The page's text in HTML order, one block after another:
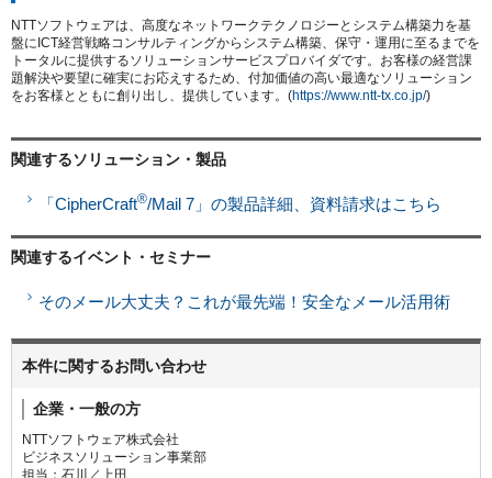
NTTソフトウェアは、高度なネットワークテクノロジーとシステム構築力を基
盤にICT経営戦略コンサルティングからシステム構築、保守・運用に至るまでを
トータルに提供するソリューションサービスプロバイダです。お客様の経営課
題解決や要望に確実にお応えするため、付加価値の高い最適なソリューション
をお客様とともに創り出し、提供しています。(https://www.ntt-tx.co.jp/)
関連するソリューション・製品
「CipherCraft®/Mail 7」の製品詳細、資料請求はこちら
関連するイベント・セミナー
そのメール大丈夫？これが最先端！安全なメール活用術
本件に関するお問い合わせ
企業・一般の方
NTTソフトウェア株式会社
ビジネスソリューション事業部
担当：石川／上田